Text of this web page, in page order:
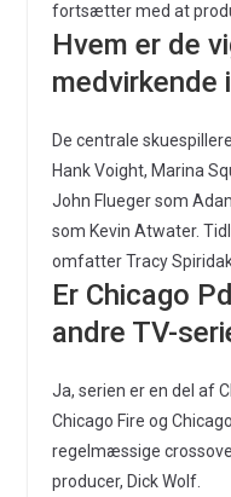
fortsætter med at
Hvem er de
medvirkende
De centrale
Hank Voight, Marina
John Flueger som
som Kevin Atwater.
omfatter Tracy
Er Chicago
andre TV-
Ja, serien er en del af
Chicago Fire og
regelmæssige
producer, Dick Wolf.